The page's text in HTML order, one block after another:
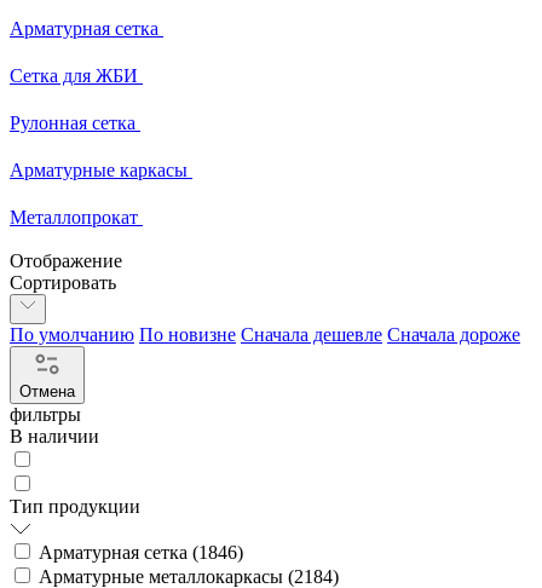
Арматурная сетка
Сетка для ЖБИ
Рулонная сетка
Арматурные каркасы
Металлопрокат
Отображение
Сортировать
По умолчанию По новизне Сначала дешевле Сначала дороже
Отмена
фильтры
В наличии
Тип продукции
Арматурная сетка (1846)
Арматурные металлокаркасы (2184)